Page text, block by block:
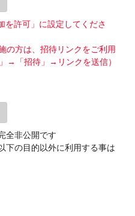
許可」に設定してくださ
の方は、招待リンクをご利用
→「招待」→リンクを送信）
全非公開です
下の目的以外に利用する事は